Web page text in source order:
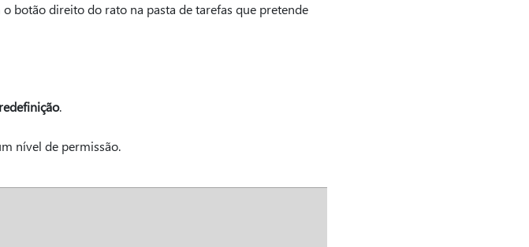
botão direito do rato na pasta de tarefas que pretende
.
nível de permissão.